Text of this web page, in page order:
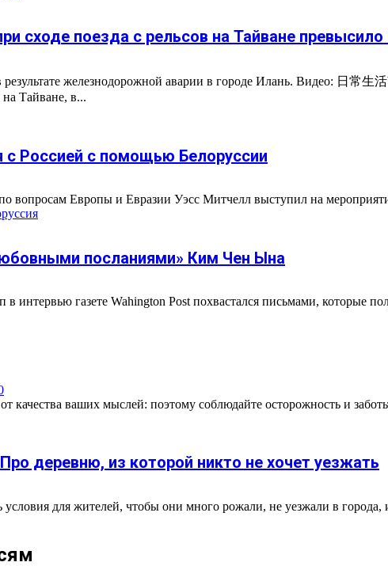
сходе поезда с рельсов на Тайване превысило
результате железнодорожной аварии в городе Илань. Видео: 日常
на Тайване, в...
Россией с помощью Белоруссии
Европы и Евразии Уэсс Митчелл выступил на
посланиями» Ким Чен Ына
интервью газете Wahington Post похвастался письмами,
качества ваших мыслей: поэтому соблюдайте осторожность и
деревню, из которой никто не хочет уезжать
для жителей, чтобы они много рожали, не уезжали в города,